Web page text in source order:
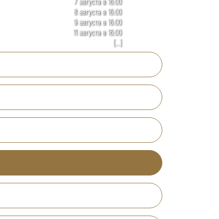
8 августа в 16:00
9 августа в 16:00
11 августа в 16:00
[...]